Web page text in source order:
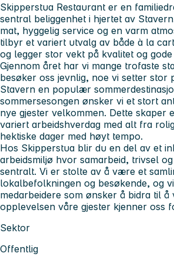
Skipperstua Restaurant er en
sentral beliggenhet i hjertet av
mat, hyggelig service og en varm
tilbyr et variert utvalg av både à la
og legger stor vekt på kvalitet og
Gjennom året har vi mange trofaste
besøker oss jevnlig, noe vi setter stor
Stavern en populær
sommersesongen ønsker vi et stort
nye gjester velkommen. Dette skaper
variert arbeidshverdag med alt fra
hektiske dager med høyt tempo.
Hos Skipperstua blir du en del av et
arbeidsmiljø hvor samarbeid, trivsel
sentralt. Vi er stolte av å være et
lokalbefolkningen og besøkende, og
medarbeidere som ønsker å bidra til å
opplevelsen våre gjester kjenner oss
Sektor
Offentlig